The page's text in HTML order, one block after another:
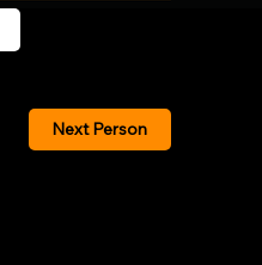
Next Person